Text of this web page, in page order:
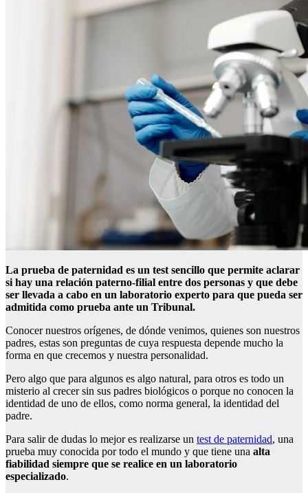
La prueba de paternidad es un test sencillo que permite aclarar
si hay una relación paterno-filial entre dos personas y que debe
ser llevada a cabo en un laboratorio experto para que pueda ser
admitida como prueba ante un Tribunal.
Conocer nuestros orígenes, de dónde venimos, quienes son nuestros
padres, estas son preguntas de cuya respuesta depende mucho la
forma en que crecemos y nuestra personalidad.
Pero algo que para algunos es algo natural, para otros es todo un
misterio al crecer sin sus padres biológicos o porque no conocen la
identidad de uno de ellos, como norma general, la identidad del
padre.
Para salir de dudas lo mejor es realizarse un test de paternidad, una
prueba muy conocida por todo el mundo y que tiene una alta
fiabilidad siempre que se realice en un laboratorio
especializado.